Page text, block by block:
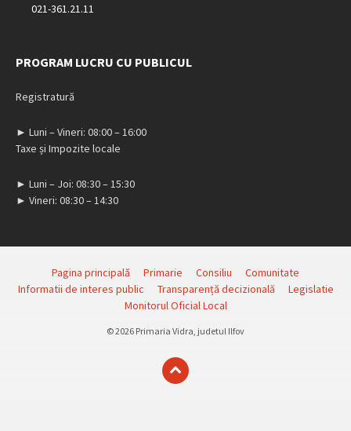
021-361.21.11
PROGRAM LUCRU CU PUBLICUL
Registratură
► Luni – Vineri: 08:00 – 16:00
Taxe și Impozite locale
► Luni – Joi: 08:30 – 15:30
► Vineri: 08:30 – 14:30
Pagina principală Primarie Consiliu
Comunitate
Informatii de interes public
Transparență decizională
Legislatie
Monitorul Oficial Local
© 2026 Primaria Vidra, judetul Ilfov